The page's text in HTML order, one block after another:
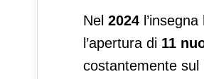
Nel 2024
l’apertura di 11
costantemente sul